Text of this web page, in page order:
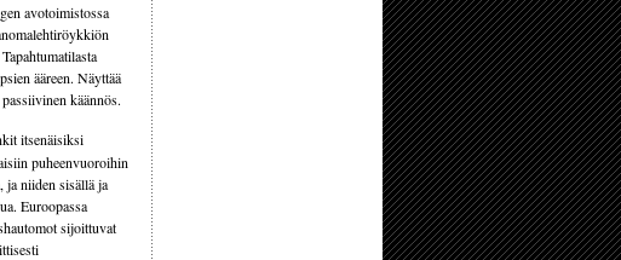
avotoimistossa
ääreen. Näyttää
käännös.
itsenäisiksi
puheenvuoroihin
ja niiden sisällä ja
Euroopassa
sijoittuvat